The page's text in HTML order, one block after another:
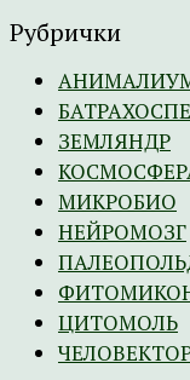
Рубрички
ЗЕМЛЯНДР
МИКРОБИО
НЕЙРОМОЗГ
ЦИТОМОЛЬ